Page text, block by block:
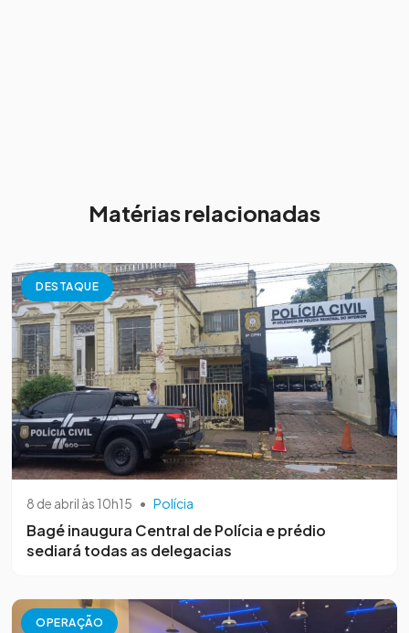
Matérias relacionadas
DESTAQUE
8 de abril às 10h15 • Polícia
Bagé inaugura Central de Polícia e prédio
sediará todas as delegacias
OPERAÇÃO